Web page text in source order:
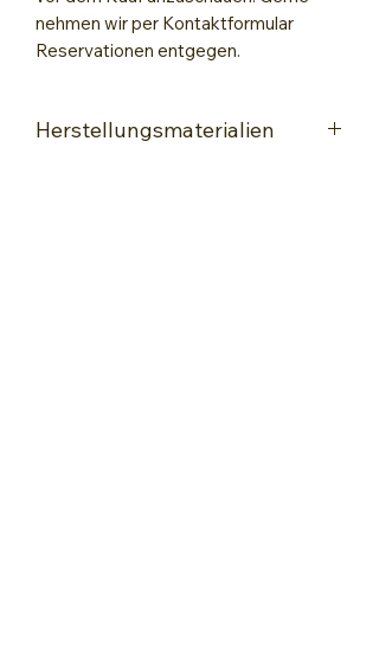
nehmen wir per Kontaktformular
Reservationen entgegen.
Herstellungsmaterialien